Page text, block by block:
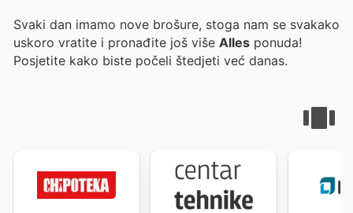
Svaki dan imamo nove brošure, stoga nam se svakako
uskoro vratite i pronađite još više Alles ponuda!
Posjetite kako biste počeli štedjeti već danas.